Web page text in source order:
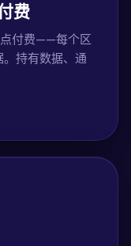
费
点付费——每个区
持有数据、通